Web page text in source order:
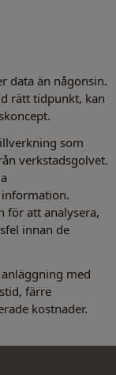
data än någonsin.
rätt tidpunkt, kan
som
verkstadsgolvet.
för att analysera,
innan de
med
färre
kostnader.